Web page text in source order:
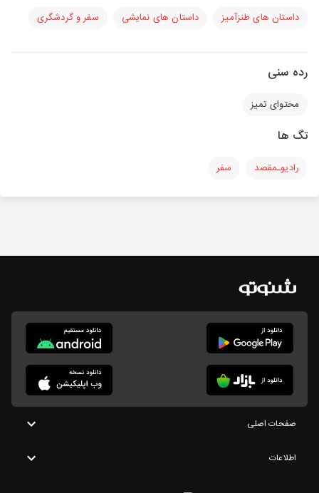
داستان های طنزآمیز داستان های نمایشی سفر و گردشگری
رده سنی
محتوای تمیز
تگ ها
رادیوـمقصد سفر
صفحات اصلی
اطلاعات